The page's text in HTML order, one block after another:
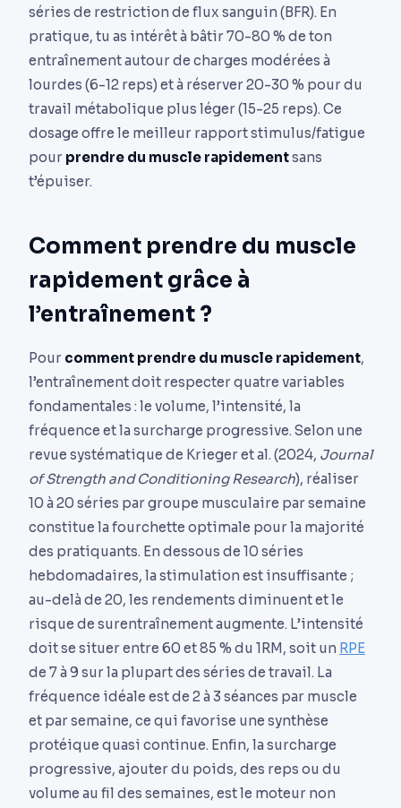
séries de restriction de flux sanguin (BFR). En
pratique, tu as intérêt à bâtir 70-80 % de ton
entraînement autour de charges modérées à
lourdes (6-12 reps) et à réserver 20-30 % pour du
travail métabolique plus léger (15-25 reps). Ce
dosage offre le meilleur rapport stimulus/fatigue
pour prendre du muscle rapidementsans
t’épuiser.
Comment prendre du muscle
rapidement grâce à
l’entraînement ?
Pour comment prendre du muscle rapidement,
l’entraînement doit respecter quatre variables
fondamentales : le volume, l’intensité, la
fréquence et la surcharge progressive. Selon une
revue systématique de Krieger et al. (2024, Journal
of Strength and Conditioning Research), réaliser
10 à 20 séries par groupe musculaire par semaine
constitue la fourchette optimale pour la majorité
des pratiquants. En dessous de 10 séries
hebdomadaires, la stimulation est insuffisante ;
au-delà de 20, les rendements diminuent et le
risque de surentraînement augmente. L’intensité
doit se situer entre 60 et 85 % du 1RM, soit un RPE
de 7 à 9 sur la plupart des séries de travail. La
fréquence idéale est de 2 à 3 séances par muscle
et par semaine, ce qui favorise une synthèse
protéique quasi continue. Enfin, la surcharge
progressive, ajouter du poids, des reps ou du
volume au fil des semaines, est le moteur non